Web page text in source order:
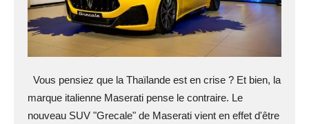
Vous pensiez que la Thaïlande est en crise ? Et bien, la
marque italienne Maserati pense le contraire. Le
nouveau SUV "Grecale" de Maserati vient en effet d'être